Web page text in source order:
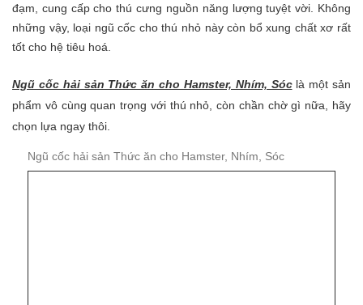
đạm, cung cấp cho thú cưng nguồn năng lượng tuyệt vời. Không
những vậy, loại ngũ cốc cho thú nhỏ này còn bổ xung chất xơ rất
tốt cho hệ tiêu hoá.
Ngũ cốc hải sản Thức ăn cho Hamster, Nhím, Sóclà một sản
phẩm vô cùng quan trọng với thú nhỏ, còn chần chờ gì nữa, hãy
chọn lựa ngay thôi.
Ngũ cốc hải sản Thức ăn cho Hamster, Nhím, Sóc